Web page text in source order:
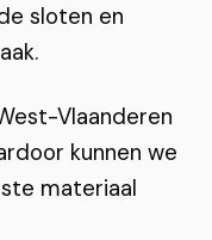
sloten en
Vlaanderen
kunnen we
materiaal